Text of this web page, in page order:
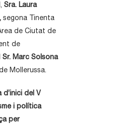
Sra. Laura
segona Tinenta
de Ciutat de
de
Sr. Marc Solsona
Mollerussa.
d’inici del V
i política
per